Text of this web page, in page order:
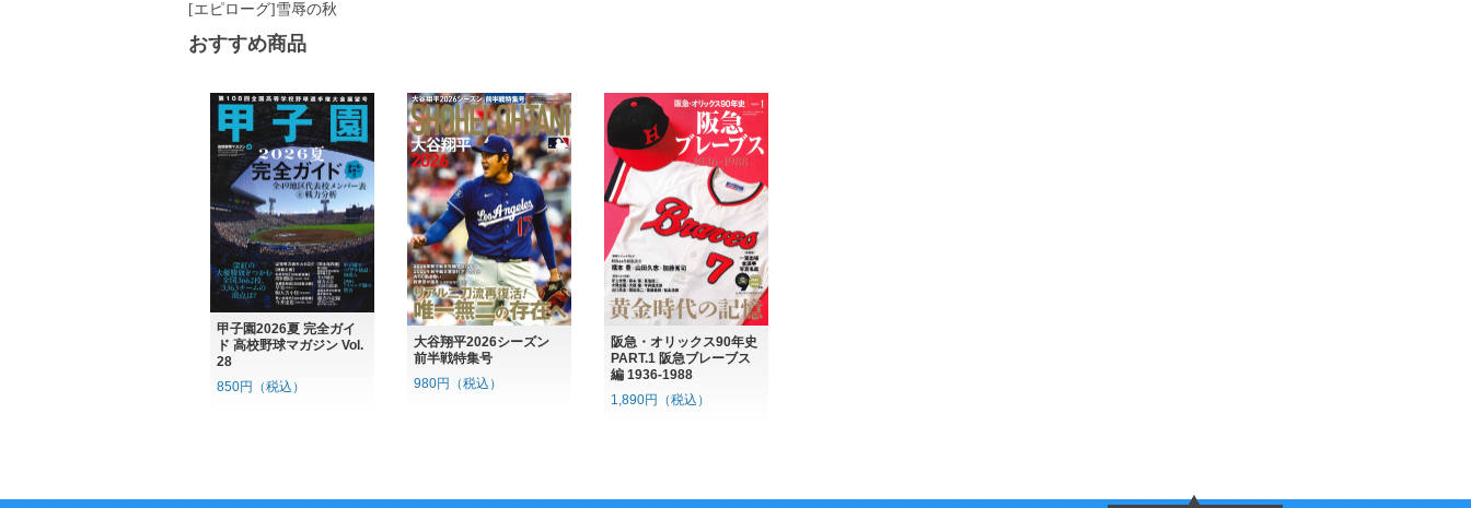
[エピローグ]雪辱の秋
おすすめ商品
甲子園2026夏 完全ガイ
ド 高校野球マガジン Vol.
28
850円（税込）
大谷翔平2026シーズン
前半戦特集号
980円（税込）
阪急・オリックス90年史
PART.1 阪急ブレーブス
編 1936-1988
1,890円（税込）